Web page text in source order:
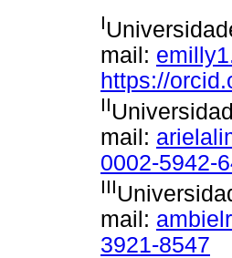
I
mail:
https://
II
mail:
0002-5942-
III
mail:
3921-8547